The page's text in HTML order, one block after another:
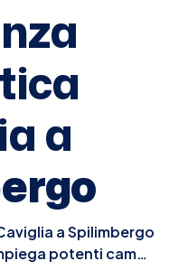
a
a Spilimbergo
potenti campi
dettagliate delle